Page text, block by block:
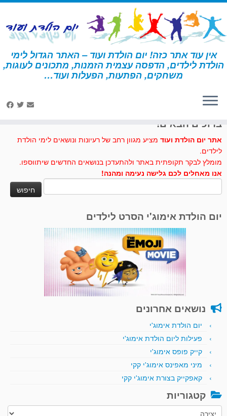
דלג
לתוכן
אין עוד אתר כזה! יום הולדת ועוד – האתר הגדול לימי
הולדת לילדים, הדפסה עצמית הזמנות, מתכונים לעוגות,
משחקים, הפתעות, הפעלות ועוד… דף הבית » יצירה
ברוכים הבאים!
אתר יום הולדת ועוד מציע מגוון רחב של רעיונות ונושאים לימי הולדת
לילדים.
מומלץ לבקר תקופתית באתר ולהתעדכן בנושאים החדשים שיתווספו.
אנו מאחלים לכם גלישה נעימה ומהנה!
יום הולדת אימוג'י הסרט לילדים
נושאים אחרונים
יום הולדת אימוג'י
פעילות ליום הולדת אימוג'י
קייק פופס אימוג'י
מיני מאפינס אימוג'י קקי
קאפקייק בצורת אימוג'י קקי
קטגוריות
קטגוריות